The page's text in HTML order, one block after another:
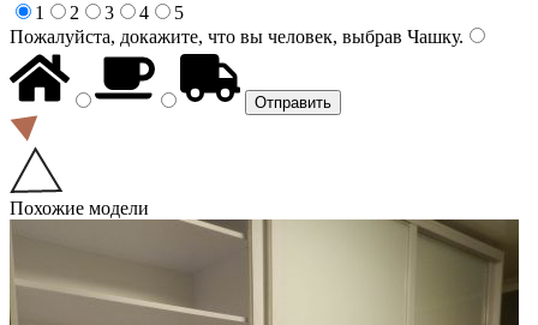
1
2 3 4
5
Пожалуйста, докажите, что вы человек, выбрав Чашку.
Похожие модели